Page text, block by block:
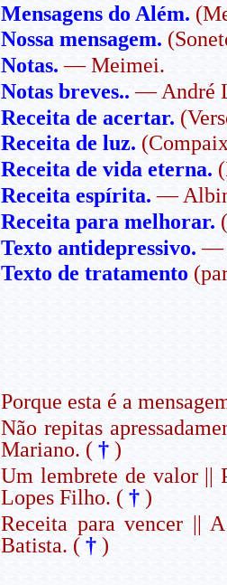
Mensagens do Além.
Nossa mensagem.
Notas. — Meimei.
Notas breves.. — André
Receita de acertar.
Receita de luz.
Receita de vida eterna.
Receita espírita. —
Receita para melhorar.
Texto antidepressivo. —
Texto de tratamento
Porque esta é a
Não repitas
Mariano. ( †)
Um lembrete de valor ||
Lopes Filho. ( †)
Receita para vencer ||
Batista. ( †)